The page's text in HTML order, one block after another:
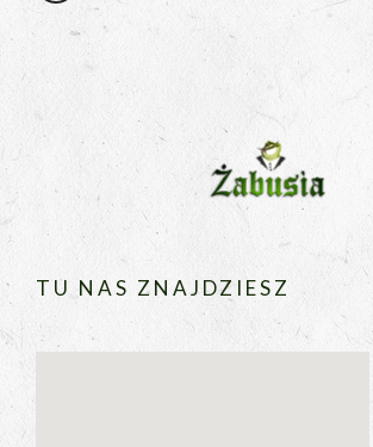
TU NAS ZNAJDZIESZ